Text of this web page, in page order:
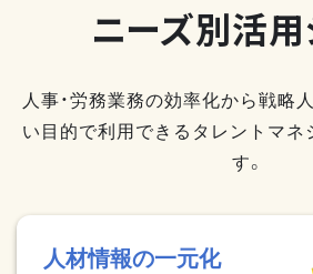
ニーズ別活
人事・労務業務の効率化から戦略
い目的で利用できるタレントマ
す。
人材情報の一元化